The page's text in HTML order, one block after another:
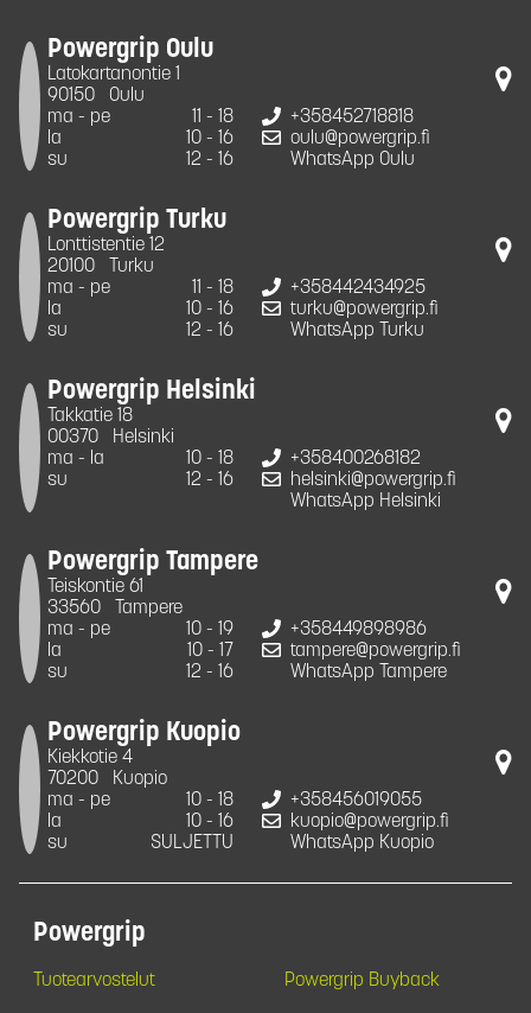
Powergrip Oulu
Latokartanontie 1
90150
Oulu
ma - pe
11 - 18
la
10 - 16
su
12 - 16
+358452718818
oulu@powergrip.fi
WhatsApp Oulu
Powergrip Turku
Lonttistentie 12
20100
Turku
ma - pe
11 - 18
la
10 - 16
su
12 - 16
+358442434925
turku@powergrip.fi
WhatsApp Turku
Powergrip Helsinki
Takkatie 18
00370
Helsinki
ma - la
10 - 18
su
12 - 16
+358400268182
helsinki@powergrip.fi
WhatsApp Helsinki
Powergrip Tampere
Teiskontie 61
33560
Tampere
ma - pe
10 - 19
la
10 - 17
su
12 - 16
+358449898986
tampere@powergrip.fi
WhatsApp Tampere
Powergrip Kuopio
Kiekkotie 4
70200
Kuopio
ma - pe
10 - 18
la
10 - 16
su
SULJETTU
+358456019055
kuopio@powergrip.fi
WhatsApp Kuopio
Powergrip
Tuotearvostelut Powergrip Buyback